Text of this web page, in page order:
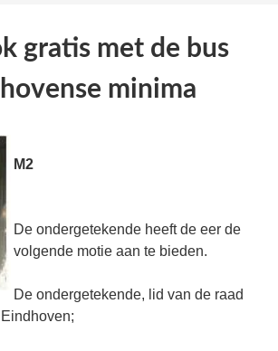
gratis met de bus
minima
M2
De ondergetekende heeft de eer de
volgende motie aan te bieden.
De ondergetekende, lid van de raad